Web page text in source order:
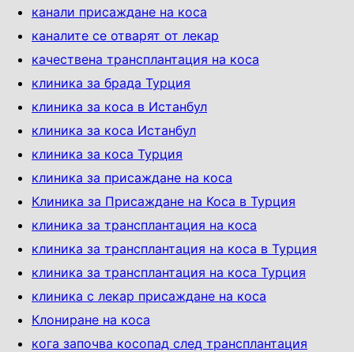
канали присаждане на коса
каналите се отварят от лекар
качествена трансплантация на коса
клиника за брада Турция
клиника за коса в Истанбул
клиника за коса Истанбул
клиника за коса Турция
клиника за присаждане на коса
Клиника за Присаждане на Коса в Турция
клиника за трансплантация на коса
клиника за трансплантация на коса в Турция
клиника за трансплантация на коса Турция
клиника с лекар присаждане на коса
Клониране на коса
кога започва косопад след трансплантация